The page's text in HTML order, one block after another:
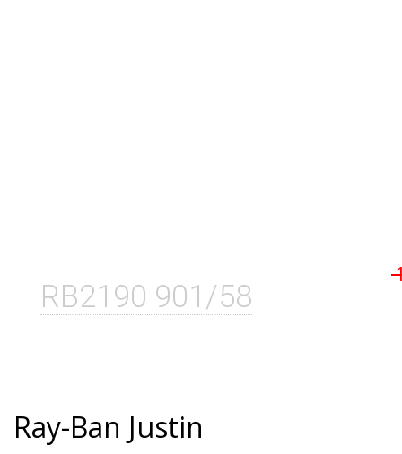
RB2190 901/58
Ray-Ban Justin